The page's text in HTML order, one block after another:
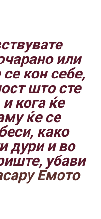
или
кон себе,
што сте
и кога ќе
ќе се
како
дури и во
убави
Емото